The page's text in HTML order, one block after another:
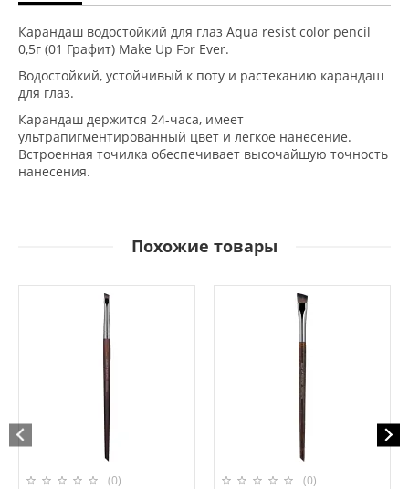
Карандаш водостойкий для глаз Aqua resist color pencil
0,5г (01 Графит) Make Up For Ever.
Водостойкий, устойчивый к поту и растеканию карандаш
для глаз.
Карандаш держится 24-часа, имеет
ультрапигментированный цвет и легкое нанесение.
Встроенная точилка обеспечивает высочайшую точность
нанесения.
Похожие товары
(0) (0)